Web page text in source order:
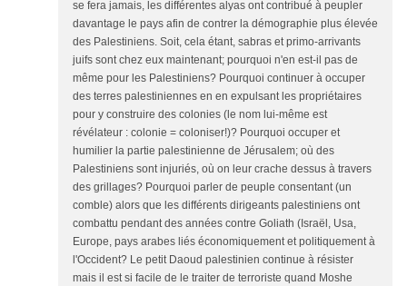
se fera jamais, les différentes alyas ont contribué à peupler
davantage le pays afin de contrer la démographie plus élevée
des Palestiniens. Soit, cela étant, sabras et primo-arrivants
juifs sont chez eux maintenant; pourquoi n'en est-il pas de
même pour les Palestiniens? Pourquoi continuer à occuper
des terres palestiniennes en en expulsant les propriétaires
pour y construire des colonies (le nom lui-même est
révélateur : colonie = coloniser!)? Pourquoi occuper et
humilier la partie palestinienne de Jérusalem; où des
Palestiniens sont injuriés, où on leur crache dessus à travers
des grillages? Pourquoi parler de peuple consentant (un
comble) alors que les différents dirigeants palestiniens ont
combattu pendant des années contre Goliath (Israël, Usa,
Europe, pays arabes liés économiquement et politiquement à
l'Occident? Le petit Daoud palestinien continue à résister
mais il est si facile de le traiter de terroriste quand Moshe